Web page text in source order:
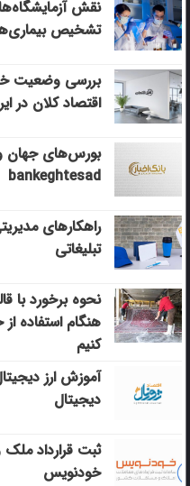
نقش
تشخیص
بررسی وضعیت
اقتصاد کلان در
بورس‌های جهان
bankeghtesad
راهکارهای
تبلیغاتی
نحوه برخورد با
هنگام استفاده
کنیم
آموزش ارز
دیجیتال
ثبت قرارداد ملک
خودنویس